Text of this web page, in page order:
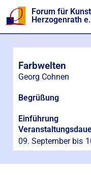
Forum für
Herzogenrath
Farbwelten
Georg Cohnen
Begrüßung
Einführung
09. September bis